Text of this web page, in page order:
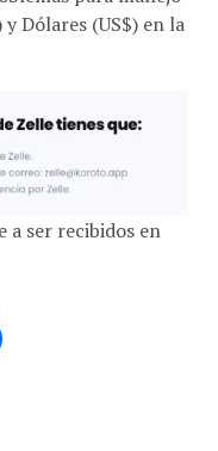
ser recibidos en